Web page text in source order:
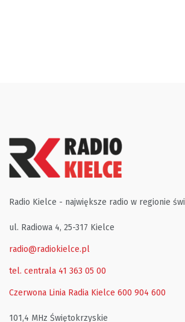
Radio Kielce - największe radio w regionie
ul. Radiowa 4, 25-317 Kielce
radio@radiokielce.pl
tel. centrala 41 363 05 00
Czerwona Linia Radia Kielce 600 904 600
101,4 MHz Świętokrzyskie